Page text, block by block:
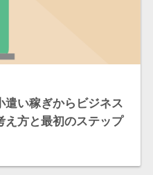
い稼ぎからビジネス
え方と最初のステップ